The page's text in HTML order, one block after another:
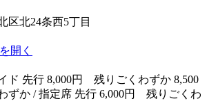
区北24条西5丁目
開く
ド 先行 8,000円 残りごくわずか 8,500
ずか / 指定席 先行 6,000円 残りごくわ